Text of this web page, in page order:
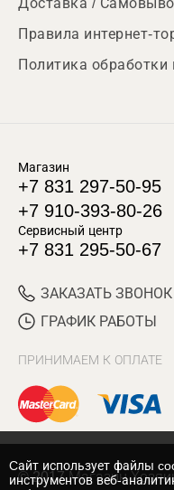
Доставка /
Правила интернет-
Политика
Магазин
+7 831 297-50-95
+7 910-393-80-26
Сервисный центр
+7 831 295-50-67
ЗАКАЗАТЬ ЗВОНОК
ГРАФИК РАБОТЫ
ПРИНИМАЕМ К ОПЛАТЕ
© 2017 Магазин
Cайт использует файлы
инструментов веб-